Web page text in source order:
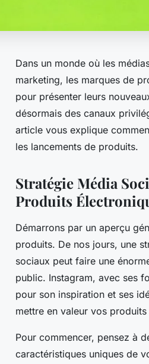
Dans un monde où les
marketing, les marques de
pour présenter leurs
désormais des canaux
article vous explique
les lancements de produits.
Stratégie Média
Produits
Démarrons par un aperçu
produits. De nos jours, une
sociaux peut faire une
public. Instagram, avec ses
pour son inspiration et ses
mettre en valeur vos
Pour commencer, pensez à
caractéristiques uniques de